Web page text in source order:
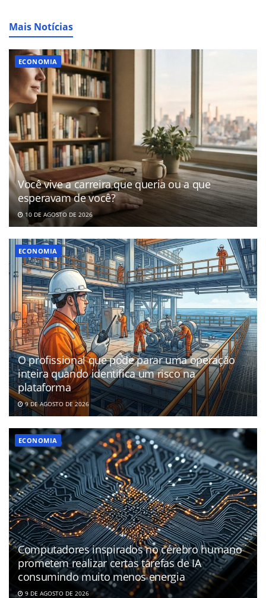
Mais Notícias
ECONOMIA
Você vive a carreira que queria ou a que
esperavam de você?
10 DE AGOSTO DE 2026
ECONOMIA
O profissional que pode parar uma operação
inteira quando identifica um risco na
plataforma
9 DE AGOSTO DE 2026
ECONOMIA
Computadores inspirados no cérebro humano
prometem realizar certas tarefas de IA
consumindo muito menos energia
9 DE AGOSTO DE 2026